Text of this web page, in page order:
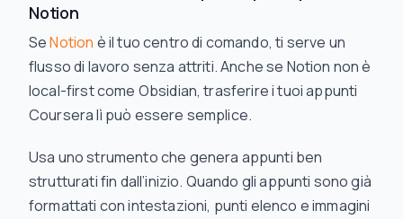
Notion
SeNotion è il tuo centro di comando, ti serve un
flusso di lavoro senza attriti. Anche se Notion non è
local-first come Obsidian, trasferire i tuoi appunti
Coursera lì può essere semplice.
Usa uno strumento che genera appunti ben
strutturati fin dall’inizio. Quando gli appunti sono già
formattati con intestazioni, punti elenco e immagini